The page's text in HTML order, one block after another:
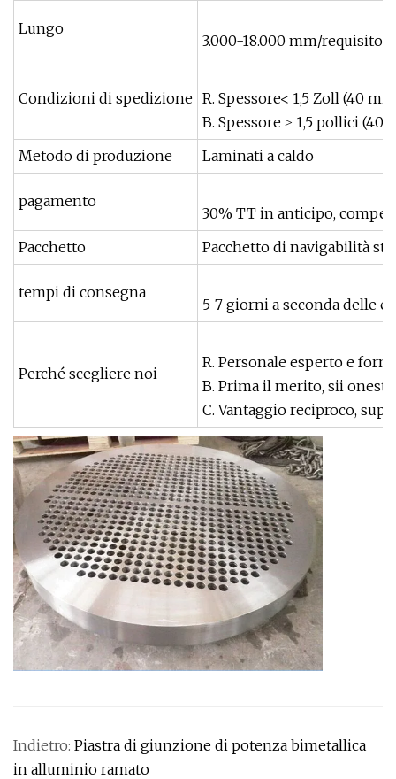
Lungo
3.000-18.000 mm/requisito
Condizioni di spedizione R. Spessore< 1,5 Zoll (40
B. Spessore ≥ 1,5 pollici
Metodo di produzione
Laminati a caldo
pagamento
30% TT in anticipo,
Pacchetto
Pacchetto di navigabilità
tempi di consegna
5-7 giorni a seconda delle
Perché scegliere noi
R. Personale esperto e
B. Prima il merito, sii onesto
C. Vantaggio reciproco,
Indietro: Piastra di giunzione di potenza bimetallica
in alluminio ramato